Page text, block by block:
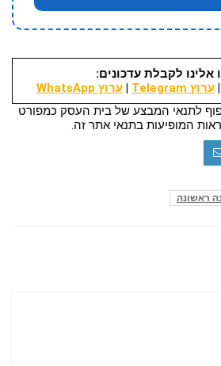
אלינו לקבלת עדכונים:
| ערוץ Telegram | ערוץ WhatsApp
לתנאי המבצע של בית העסק כמפורט
המופיעות בתנאי אתר זה.